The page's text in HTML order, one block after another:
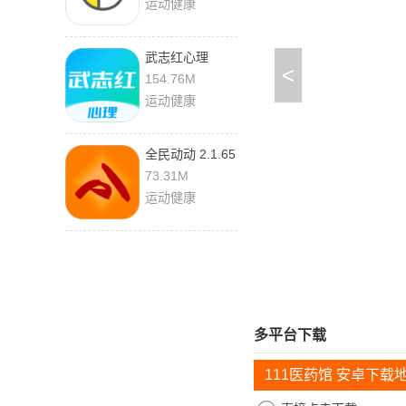
运动健康
武志红心理
6.9.2
154.76M
运动健康
全民动动 2.1.65
最新版
73.31M
运动健康
<
多平台下载
111医药馆 安卓下载